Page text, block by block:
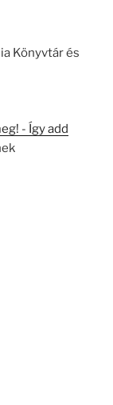
Könyvtár és
- Így add